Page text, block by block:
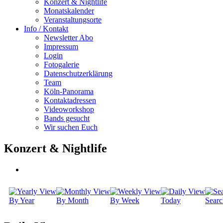
Konzert & Nightlife
Monatskalender
Veranstaltungsorte
Info / Kontakt
Newsletter Abo
Impressum
Login
Fotogalerie
Datenschutzerklärung
Team
Köln-Panorama
Kontaktadressen
Videoworkshop
Bands gesucht
Wir suchen Euch
Konzert & Nightlife
By Year By Month By Week Today